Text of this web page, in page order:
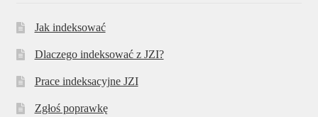
Jak indeksować
Dlaczego indeksować z JZI?
Prace indeksacyjne JZI
Zgłoś poprawkę